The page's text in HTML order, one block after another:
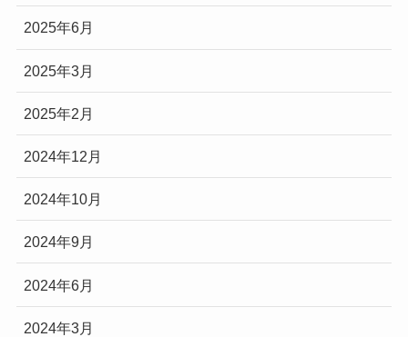
2025年6月
2025年3月
2025年2月
2024年12月
2024年10月
2024年9月
2024年6月
2024年3月